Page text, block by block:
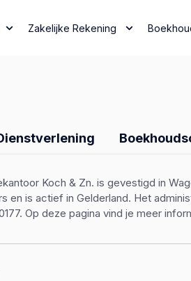
Zakelijke Rekening
Koch & Zn. is gevestigd in
en is actief in Gelderland. Het
Op deze pagina vind je meer